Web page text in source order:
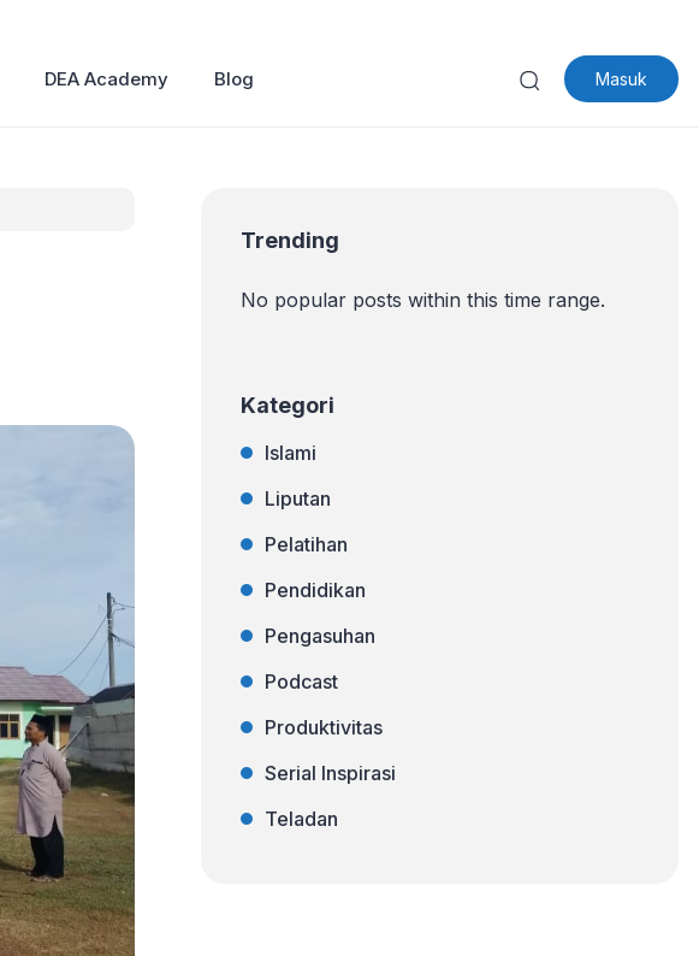
Masuk
DEA Academy Blog
Trending
No popular posts within this time range.
Kategori
Islami
Liputan
Pelatihan
Pendidikan
Pengasuhan
Podcast
Produktivitas
Serial Inspirasi
Teladan